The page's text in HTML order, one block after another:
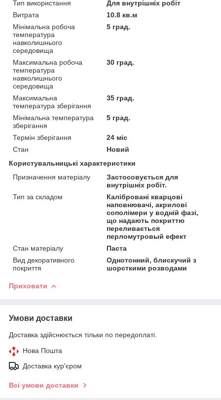
Тип використання
Для внутрішніх робіт
Витрата
10.8 кв.м
Мінімальна робоча
температура
навколишнього
середовища
5 град.
Максимальна робоча
температура
навколишнього
середовища
30 град.
Максимальна
температура зберігання
35 град.
Мінімальна температура
зберігання
5 град.
Термін зберігання
24 міс
Стан
Новий
Користувальницькі характеристики
Призначення матеріалу
Застосовується для
внутрішніх робіт.
Тип за складом
Калібровані кварцові
наповнювачі, акрилові
сополімери у водній фазі,
що надають покриттю
переливається
перломутровый ефект
Стан матеріалу
Паста
Вид декоративного
покриття
Однотонний, блискучий з
шорсткими розводами
Приховати
Умови доставки
Доставка здійснюється тільки по передоплаті.
Нова Пошта
Доставка кур'єром
Всі умови доставки